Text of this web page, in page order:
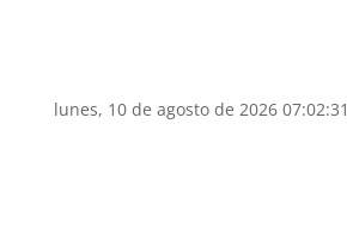
lunes, 10 de agosto de 2026 07:02:32